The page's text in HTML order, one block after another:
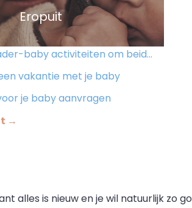
Eropuit
activiteiten om beiden van te genieten
vakantie met je baby
je baby aanvragen
→
alles is nieuw en je wil natuurlijk zo